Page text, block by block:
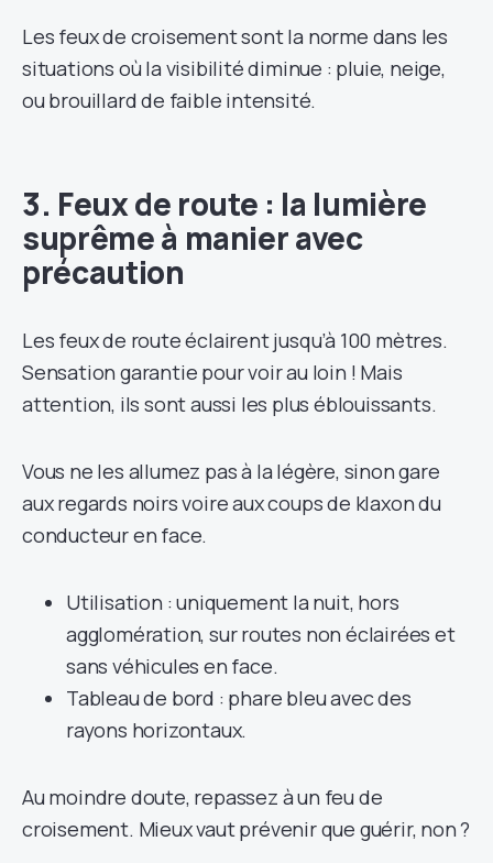
Les feux de croisement sont la norme dans les
situations où la visibilité diminue : pluie, neige,
ou brouillard de faible intensité.
3. Feux de route : la lumière
suprême à manier avec
précaution
Les feux de route éclairent jusqu’à 100 mètres.
Sensation garantie pour voir au loin ! Mais
attention, ils sont aussi les plus éblouissants.
Vous ne les allumez pas à la légère, sinon gare
aux regards noirs voire aux coups de klaxon du
conducteur en face.
Utilisation : uniquement la nuit, hors
agglomération, sur routes non éclairées et
sans véhicules en face.
Tableau de bord : phare bleu avec des
rayons horizontaux.
Au moindre doute, repassez à un feu de
croisement. Mieux vaut prévenir que guérir, non ?